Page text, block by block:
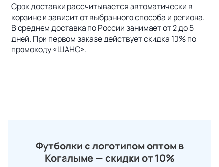
Срок доставки рассчитывается автоматически в
корзине и зависит от выбранного способа и региона.
В среднем доставка по России занимает от 2 до 5
дней. При первом заказе действует скидка 10% по
промокоду «ШАНС».
Футболки с логотипом оптом в
Когалыме — скидки от 10%